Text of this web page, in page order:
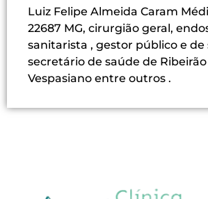
Luiz Felipe Almeida Caram
22687 MG, cirurgião geral,
sanitarista , gestor público e de
secretário de saúde de Ribeirão
Vespasiano entre outros .